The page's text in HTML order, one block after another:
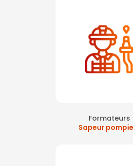
Formateurs
Sapeur